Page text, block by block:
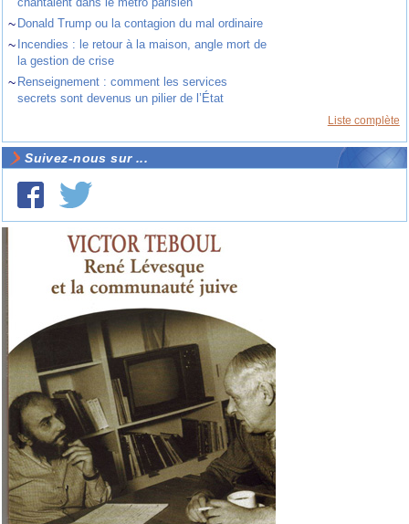
~ Donald Trump ou la contagion du mal ordinaire
~ Incendies : le retour à la maison, angle mort de
la gestion de crise
~ Renseignement : comment les services
secrets sont devenus un pilier de l’État
Liste complète
Suivez-nous sur ...